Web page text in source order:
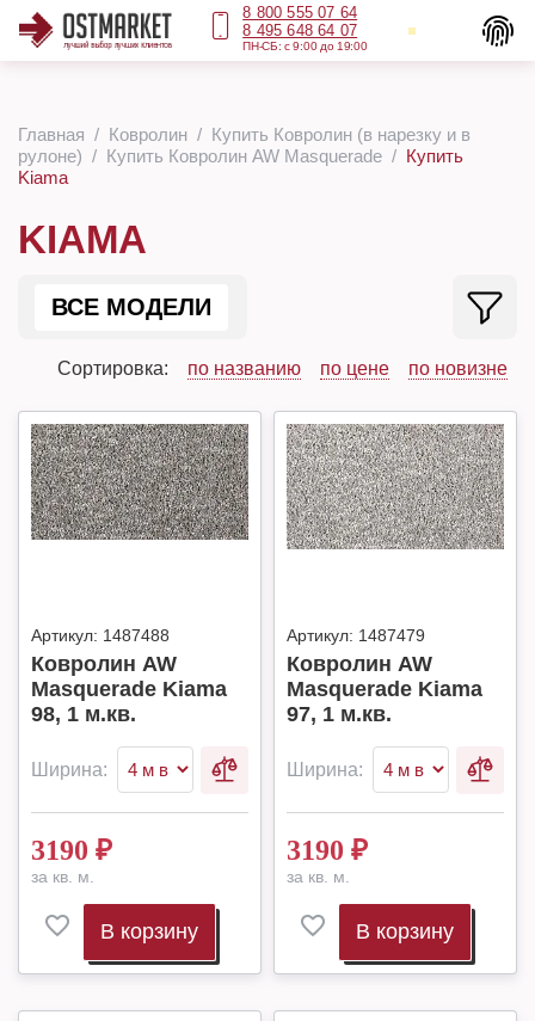
8 800 555 07 64
8 495 648 64 07
ПН-СБ: с 9:00 до 19:00
Главная Ковролин
Купить Ковролин (в нарезку и в
рулоне)
Купить Ковролин AW Masquerade
Купить
Kiama
KIAMA
ВСЕ МОДЕЛИ
Сортировка: по названию по цене по новизне
Артикул: 1487488
Ковролин AW
Masquerade Kiama
98, 1 м.кв.
Ширина:
3190 ₽
за кв. м.
В корзину
Артикул: 1487479
Ковролин AW
Masquerade Kiama
97, 1 м.кв.
Ширина:
3190 ₽
за кв. м.
В корзину